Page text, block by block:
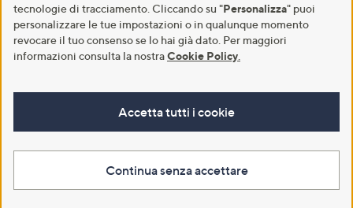
tecnologie di tracciamento. Cliccando su "Personalizza" puoi
personalizzare le tue impostazioni o in qualunque momento
revocare il tuo consenso se lo hai già dato. Per maggiori
informazioni consulta la nostraCookie Policy
Accetta tutti i cookie
Continua senza accettare